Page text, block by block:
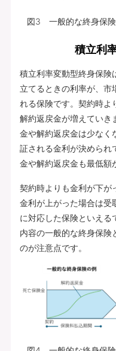
図3 一般的な終身保険
積立利
積立利率変動型終身保険
立てるときの利率が、市
れる保険です。契約時よ
解約返戻金が増えていき
金や解約返戻金は少なく
証される金利が決められ
金や解約返戻金も最低額
契約時よりも金利が下が
金利が上がった場合は受
に対応した保険といえる
内容の一般的な終身保険
のが注意点です。